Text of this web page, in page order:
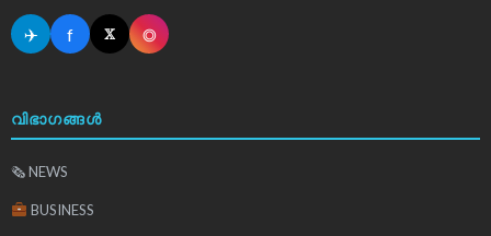
✈ f 𝕏 ◎
വിഭാഗങ്ങൾ
🗞 NEWS
BUSINESS